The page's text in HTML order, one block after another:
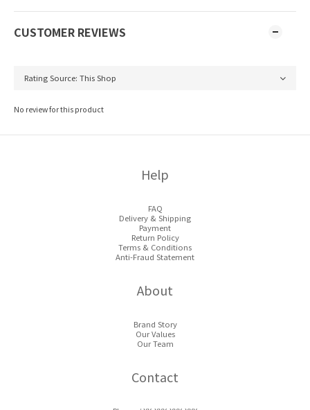
CUSTOMER REVIEWS
No review for this product
Help
FAQ
Delivery & Shipping
Payment
Return Policy
Terms & Conditions
Anti-Fraud Statement
About
Brand Story
Our Values
Our Team
Contact